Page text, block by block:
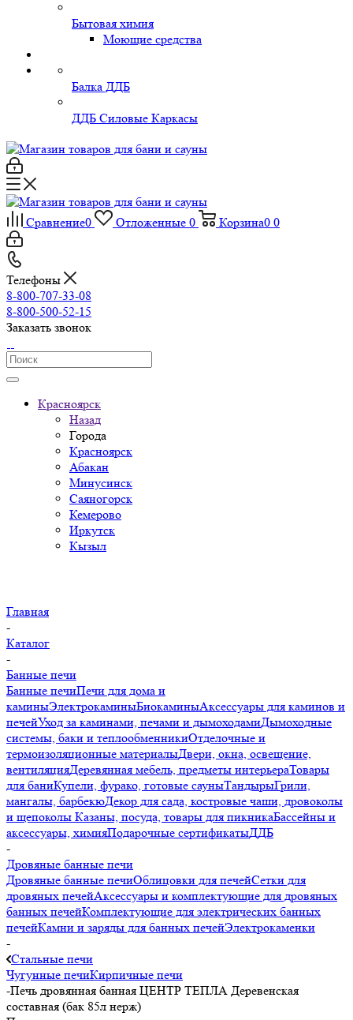
Бытовая химия
Моющие средства
Балка ДДБ
ДДБ Силовые Каркасы
Сравнение0 Отложенные 0 Корзина0 0
Телефоны
8-800-707-33-08
8-800-500-52-15
Заказать звонок
Красноярск
Назад
Города
Красноярск
Абакан
Минусинск
Саяногорск
Кемерово
Иркутск
Кызыл
Главная
-
Каталог
-
Банные печи
Банные печиПечи для дома и
каминыЭлектрокаминыБиокаминыАксессуары для каминов и
печейУход за каминами, печами и дымоходамиДымоходные
системы, баки и теплообменникиОтделочные и
термоизоляционные материалыДвери, окна, освещение,
вентиляцияДеревянная мебель, предметы интерьераТовары
для баниКупели, фурако, готовые сауныТандырыГрили,
мангалы, барбекюДекор для сада, костровые чаши, дровоколы
и щепоколы Казаны, посуда, товары для пикникаБассейны и
аксессуары, химияПодарочные сертификатыДДБ
-
Дровяные банные печи
Дровяные банные печиОблицовки для печейСетки для
дровяных печейАксессуары и комплектующие для дровяных
банных печейКомплектующие для электрических банных
печейКамни и заряды для банных печейЭлектрокаменки
-
Стальные печи
Чугунные печиКирпичные печи
-Печь дровянная банная ЦЕНТР ТЕПЛА Деревенская
составная (бак 85л нерж)